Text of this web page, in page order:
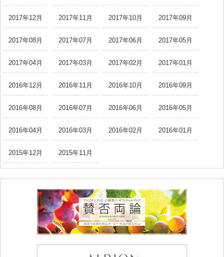
2017年12月 2017年11月 2017年10月 2017年09月
2017年08月 2017年07月 2017年06月 2017年05月
2017年04月 2017年03月 2017年02月 2017年01月
2016年12月 2016年11月 2016年10月 2016年09月
2016年08月 2016年07月 2016年06月 2016年05月
2016年04月 2016年03月 2016年02月 2016年01月
2015年12月 2015年11月